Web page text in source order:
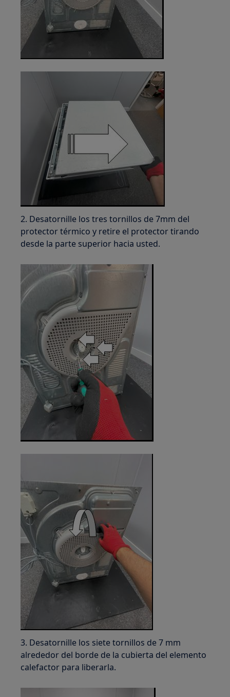
2. Desatornille los tres tornillos de 7mm del
protector térmico y retire el protector tirando
desde la parte superior hacia usted.
3. Desatornille los siete tornillos de 7 mm
alrededor del borde de la cubierta del elemento
calefactor para liberarla.